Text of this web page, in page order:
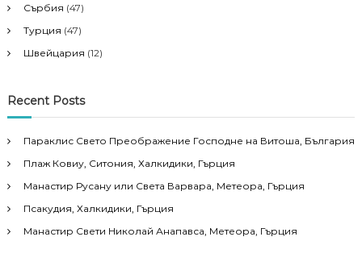
Сърбия (47)
Турция (47)
Швейцария (12)
Recent Posts
Параклис Свето Преображение Господне на Витоша, България
Плаж Ковиу, Ситония, Халкидики, Гърция
Манастир Русану или Света Варвара, Метеора, Гърция
Псакудия, Халкидики, Гърция
Манастир Свети Николай Анапавса, Метеора, Гърция